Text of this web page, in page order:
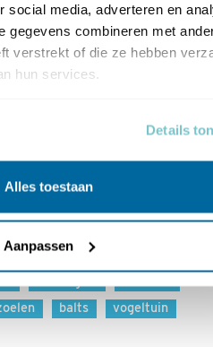
social media, adverteren en
gegevens combineren met
verstrekt of die ze hebben
hun services.
Details
Alles toestaan
Aanpassen
VAN NEDERLAND
leer je in 10 vogellessen
Met handige tips,
eerste vogelles per mail.
balts
vogeltuin